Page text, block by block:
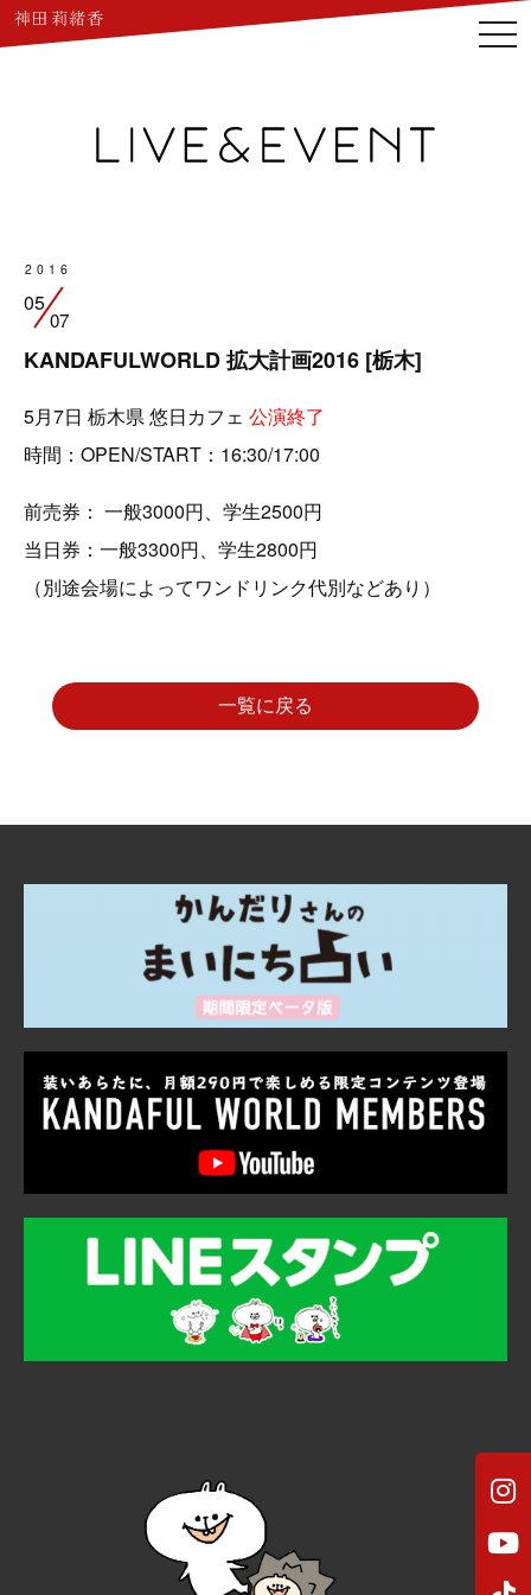
2016
05
07
KANDAFULWORLD 拡大計画2016 [栃木]
5月7日 栃木県 悠日カフェ 公演終了
時間：OPEN/START：16:30/17:00
前売券： 一般3000円、学生2500円
当日券：一般3300円、学生2800円
（別途会場によってワンドリンク代別などあり）
一覧に戻る